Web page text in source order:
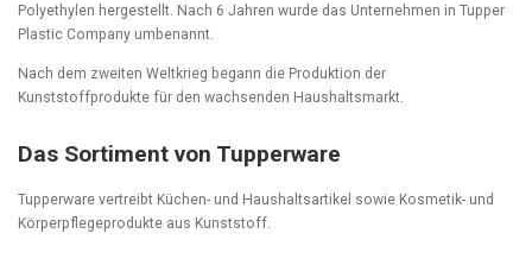
Polyethylen hergestellt. Nach 6 Jahren wurde das Unternehmen in Tupper
Plastic Company umbenannt.
Nach dem zweiten Weltkrieg begann die Produktion der
Kunststoffprodukte für den wachsenden Haushaltsmarkt.
Das Sortiment von Tupperware
Tupperware vertreibt Küchen- und Haushaltsartikel sowie Kosmetik- und
Körperpflegeprodukte aus Kunststoff.